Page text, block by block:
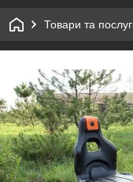
Товари та